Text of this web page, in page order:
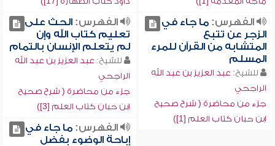
الفهرس:ما جاء في
الزجر عن تتبع
المتشابه من القرآن للمرء
المسلم
للشيخ: عبد العزيز بن عبد الله
الراجحي
جزء من محاضرة ( شرح صحيح
ابن حبان كتاب العلم [1])
الفهرس:الحث على
تعليم كتاب الله وإن
لم يتعلم الإنسان بالتمام
للشيخ: عبد العزيز بن عبد الله
الراجحي
جزء من محاضرة ( شرح صحيح
ابن حبان كتاب العلم [3])
الفهرس:ما جاء في
إباحة الوضوء بفضل